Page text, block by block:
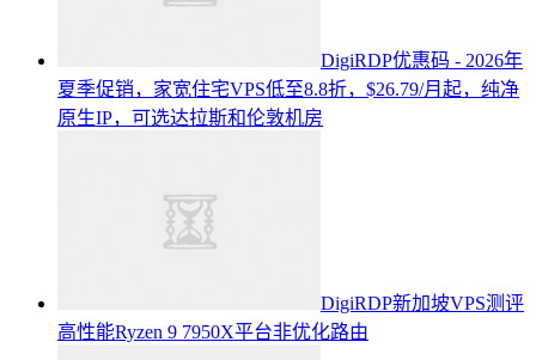
DigiRDP优惠码 - 2026年
夏季促销，家宽住宅VPS低至8.8折，$26.79/月起，纯净
原生IP，可选达拉斯和伦敦机房
DigiRDP新加坡VPS测评
高性能Ryzen 9 7950X平台非优化路由